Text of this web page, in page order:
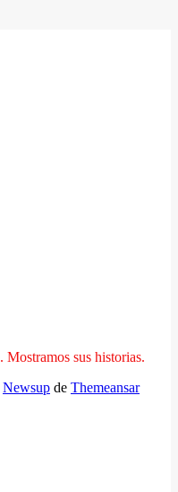
Mostramos sus historias.
Newsup de Themeansar